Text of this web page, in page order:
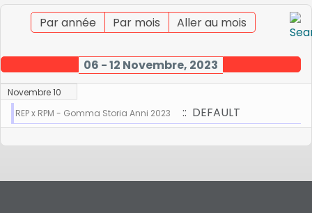
Par année Par mois Aller au mois
06 - 12 Novembre, 2023
Novembre 10
REP x RPM - Gomma Storia Anni 2023
:: DEFAULT